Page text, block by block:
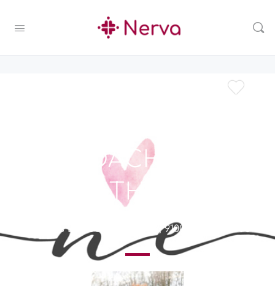
COACHING
NATHALIE
Prins Boudewijnlaan 43, 9100 Sint-Niklaas